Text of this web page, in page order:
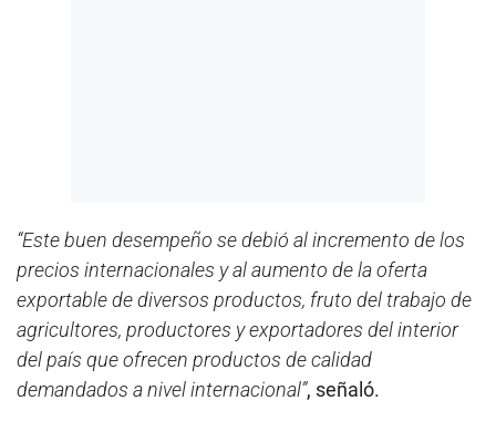
“Este buen desempeño se debió al incremento de los
precios internacionales y al aumento de la oferta
exportable de diversos productos, fruto del trabajo de
agricultores, productores y exportadores del interior
del país que ofrecen productos de calidad
demandados a nivel internacional”, señaló.